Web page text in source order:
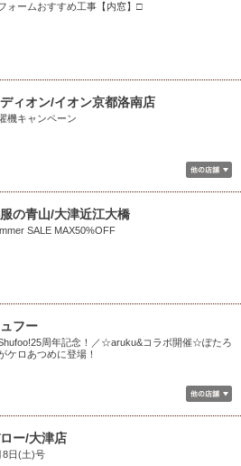
ォームおすすめ工事【内窓】□
ィオン/イオン京都洛南店
機キャンペーン
の青山/大津近江大橋
SALE MAX50%OFF
フー
周年記念！／☆aruku&コラボ開催☆ぽたろ
ケロあつめに登場！
ー/大津店
8日(土)号